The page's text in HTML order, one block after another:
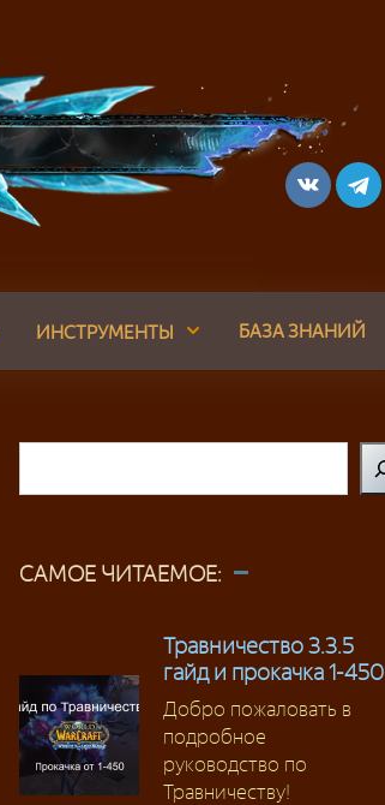
ИНСТРУМЕНТЫ БАЗА ЗНАНИЙ
САМОЕ ЧИТАЕМОЕ:
Травничество 3.3.5
гайд и прокачка 1-450
Добро пожаловать в
подробное
руководство по
Травничеству!